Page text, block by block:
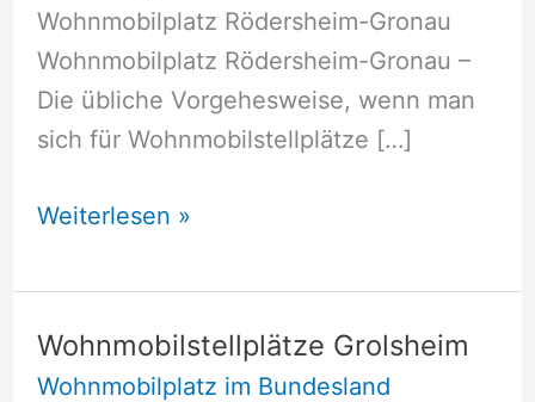
Wohnmobilplatz Rödersheim-Gronau
Wohnmobilplatz Rödersheim-Gronau –
Die übliche Vorgehesweise, wenn man
sich für Wohnmobilstellplätze […]
Wohnmobilstellplätze
Gronau
Weiterlesen »
Wohnmobilstellplätze Grolsheim
Wohnmobilplatz im Bundesland